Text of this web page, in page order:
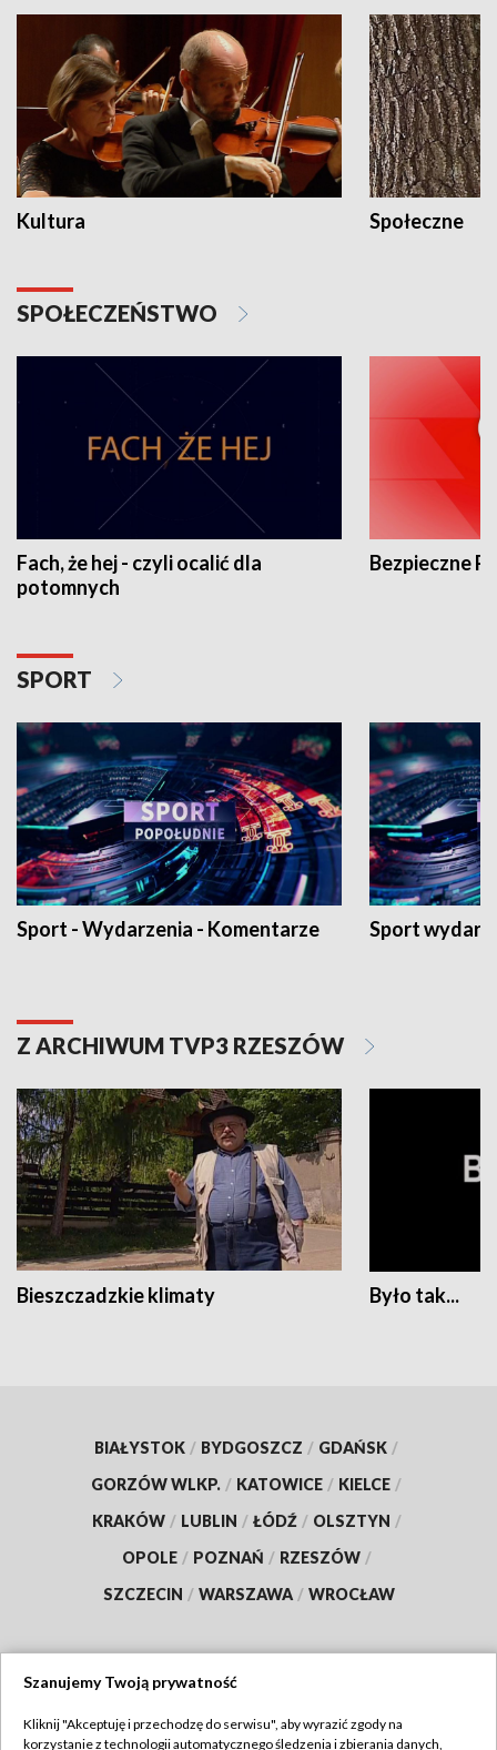
Kultura Społeczne
SPOŁECZEŃSTWO
Fach, że hej - czyli ocalić dla
potomnych
Bezpieczne
SPORT
Sport - Wydarzenia - Komentarze Sport
Z ARCHIWUM TVP3 RZESZÓW
Bieszczadzkie klimaty Było tak...
BIAŁYSTOK / BYDGOSZCZ / GDAŃSK /
GORZÓW WLKP. / KATOWICE / KIELCE /
KRAKÓW / LUBLIN / ŁÓDŹ / OLSZTYN /
OPOLE / POZNAŃ / RZESZÓW /
SZCZECIN / WARSZAWA / WROCŁAW
Szanujemy Twoją prywatność
Kliknij "Akceptuję i przechodzę do serwisu", aby wyrazić zgody na
korzystanie z technologii automatycznego śledzenia i zbierania danych,